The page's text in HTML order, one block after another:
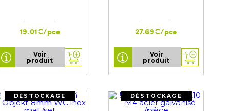
19.01€/pce
Voir
produit
27.69€/pce
Voir
produit
DÉSTOCKAGE DÉSTOCKAGE